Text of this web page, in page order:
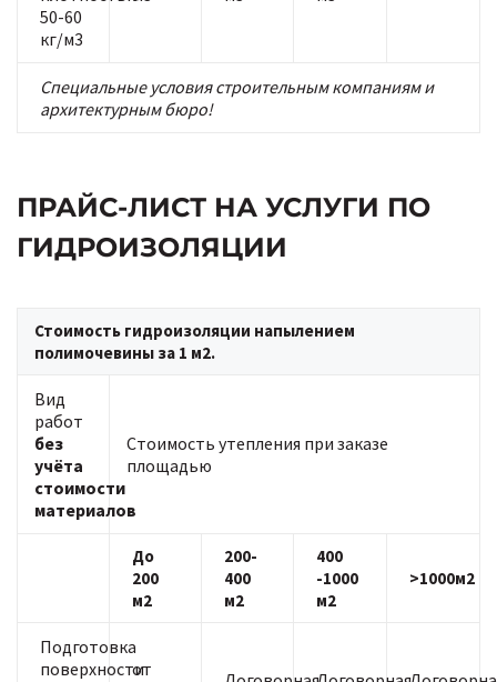
50-60
кг/м3
Специальные условия строительным компаниям и
архитектурным бюро!
ПРАЙС-ЛИСТ НА УСЛУГИ ПО
ГИДРОИЗОЛЯЦИИ
Стоимость гидроизоляции напылением
полимочевины за 1 м2.
Вид
работ
без
учёта
стоимости
материалов
Стоимость утепления при заказе
площадью
До
200
м2
200-
400
м2
400
-1000
м2
>1000м2
Подготовка
поверхности
от